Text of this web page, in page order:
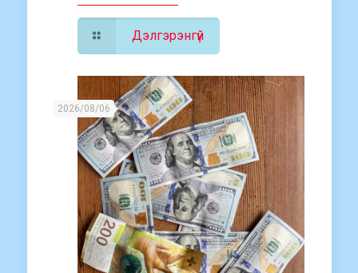
Дэлгэрэнгүй
2026/08/06